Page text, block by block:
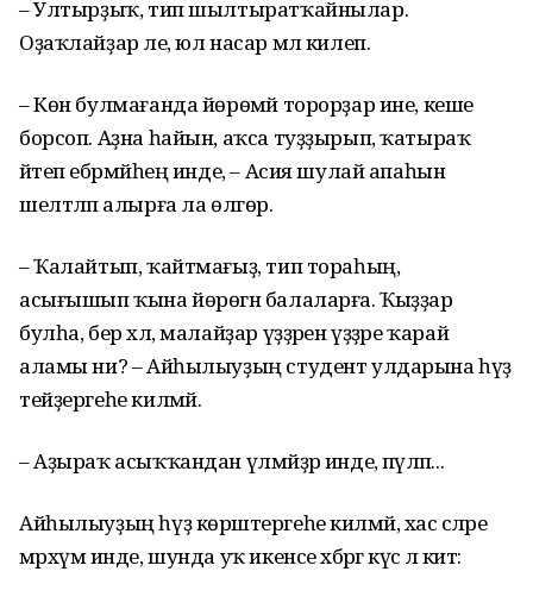
– Ултырҙыҡ, тип шылтыратҡайнылар.
Оҙаҡлайҙар әле, юл насар мәл килеп.
– Көн булмағанда йөрөмәй торорҙар ине, кеше
борсоп. Аҙна һайын, аҡса туҙҙырып, ҡатыраҡ
әйтеп ебәрмәйһең инде, – Асия шулай апаһын
шелтәләп алырға ла өлгөрә.
– Ҡалайтып, ҡайтмағыҙ, тип тораһың,
асығышып ҡына йөрөгән балаларға. Ҡыҙҙар
булһа, бер хәл, малайҙар үҙҙәрен үҙҙәре ҡарай
аламы ни? – Айһылыуҙың студент улдарына һүҙ
тейҙергеһе килмәй.
– Аҙыраҡ асыҡҡандан үлмәйҙәр инде, әпәүләп...
Айһылыуҙың һүҙ көрәштергеһе килмәй, хас әсәләре
мәрхүмә инде, шунда уҡ икенсе хәбәргә күсә лә китә: